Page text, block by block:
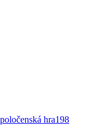
hra198